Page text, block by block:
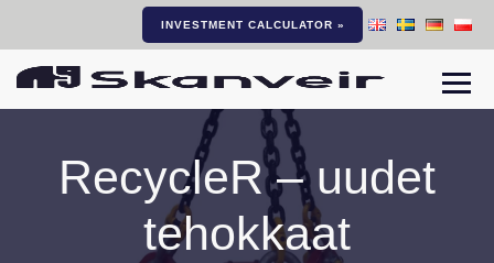
INVESTMENT CALCULATOR »
RecycleR – uudet
tehokkaat